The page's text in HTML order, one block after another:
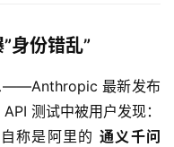
身份错乱”
——Anthropic 最新发布
测试中被用户发现：
自称是阿里的 通义千问